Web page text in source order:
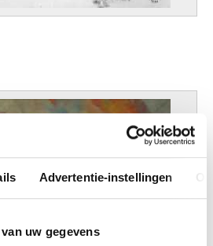
Advertentie-instellingen
uw gegevens